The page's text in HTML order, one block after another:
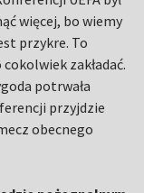
więcej, bo wiemy
przykre. To
zakładać.
potrwała
przyjdzie
obecnego